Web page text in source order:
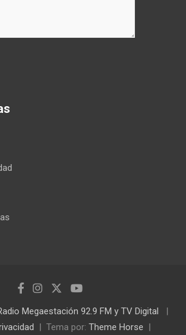
Megaestación 92.9 FM y TV Digital
Tema por: Theme Horse